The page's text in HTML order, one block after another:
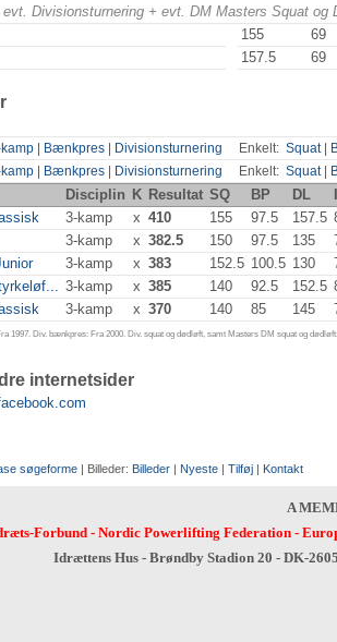
evt. Divisionsturnering + evt. DM Masters Squat
155
69
157.5 69
Bænkpres Divisionsturnering Enkelt: Squat|
Bænkpres Divisionsturnering Enkelt: Squat|
Disciplin K Resultat SQ BP DL
3-kamp x 410 155 97.5 157.5
3-kamp x 382.5 150 97.5 135
3-kamp x 383 152.5 100.5 130
3-kamp x 385 140 92.5 152.5
3-kamp x 370 140 85 145
1997. Div. bænkpres: Fra 2000. Div. squat og dødløft, samt Masters DM squat og
internetsider
søgeforme | Billeder: Billeder | Nyeste | Tilføj | Kontakt
A
Forbund- Nordic Powerlifting Federation-
Idrættens Hus - Brøndby Stadion 20 - DK-